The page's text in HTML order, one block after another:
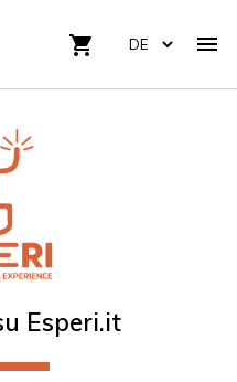

shopping_cart
Esperi.it